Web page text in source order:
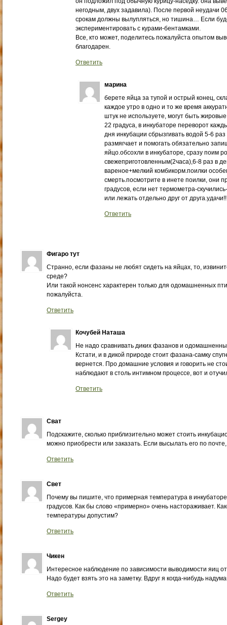
негодным, двух задавила). После первой неудачи
срокам должны вылупляться, но тишина… Если
экспериментировать с курами-бентамками.
Все, кто может, поделитесь пожалуйста опытом
благодарен.
Ответить
марина
берете яйца за тупой и острый конец,
каждое утро в одно и то же время
штук не используете, могут быть
22 градуса, в инкубаторе переворот
дня инкубации сбрызгивать водой 5-6
размягчает и помогать обязательно
яйцо.обсохли в инкубаторе, сразу поим
свежеприготовленным(2часа),6-8 раз в
вареное+мелкий комбикорм.поилки
смерть.посмотрите в инете поилки, они
градусов, если нет термометра-
или лежать отдельно друг от
Ответить
Фигаро тут
Странно, если фазаны не любят сидеть на яйцах, то,
среде?
Или такой нонсенс характерен только для одомашненных
пожалуйста.
Ответить
Кочубей Наташа
Не надо сравнивать диких фазанов и
Кстати, и в дикой природе стоит фазана-самку
вернется. Про домашние условия и говорить не
наблюдают в столь интимном процессе, вот и
Ответить
Сват
Подскажите, сколько приблизительно может стоить
можно приобрести или заказать. Если высылать его по
Ответить
Свет
Почему вы пишите, что примерная температура в
градусов. Как бы слово «примерно» очень настораживает.
температуры допустим?
Ответить
Чикен
Интересное наблюдение по зависимости выводимости яиц от
Надо будет взять это на заметку. Вдруг я когда-нибудь
Ответить
Sergey